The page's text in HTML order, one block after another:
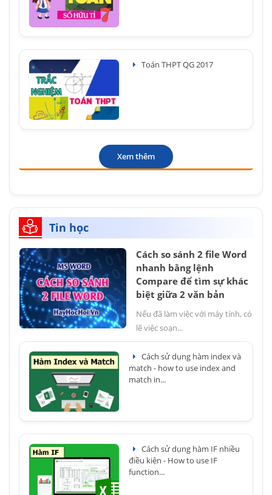
Toán THPT QG 2017
Xem thêm
Tin học
Cách so sánh 2 file Word
nhanh bằng lệnh
Compare để tìm sự khác
biệt giữa 2 văn bản
Nếu đã làm việc với máy tính, có
lẽ việc soạn...
Cách sử dụng hàm index và
match - how to use index and
match in...
Cách sử dụng hàm IF nhiều
điều kiện - How to use IF
function...